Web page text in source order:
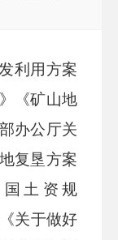
利用方案
《矿山地
办公厅关
复垦方案
土资规
关于做好